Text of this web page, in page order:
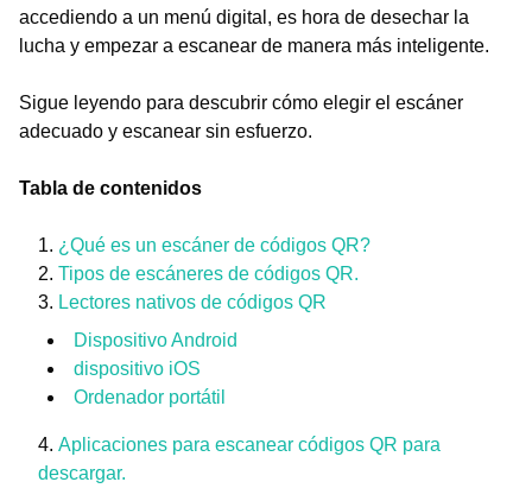
accediendo a un menú digital, es hora de desechar la
lucha y empezar a escanear de manera más inteligente.
Sigue leyendo para descubrir cómo elegir el escáner
adecuado y escanear sin esfuerzo.
Tabla de contenidos
¿Qué es un escáner de códigos QR?
Tipos de escáneres de códigos QR.
Lectores nativos de códigos QR
Dispositivo Android
dispositivo iOS
Ordenador portátil
Aplicaciones para escanear códigos QR para
descargar.